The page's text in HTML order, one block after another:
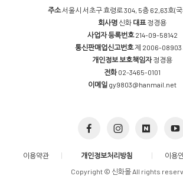
주소서울시 서초구 효령로 304, 5층 62,63호(
회사명 신화 대표 정경용
사업자 등록번호214-09-58142
통신판매업신고번호제 2006-08903
개인정보 보호책임자정경용
전화 02-3465-0101
이메일 gy9803@hanmail.net
이용약관 개인정보처리방침 이용
Copyright © 신화몰 All rights